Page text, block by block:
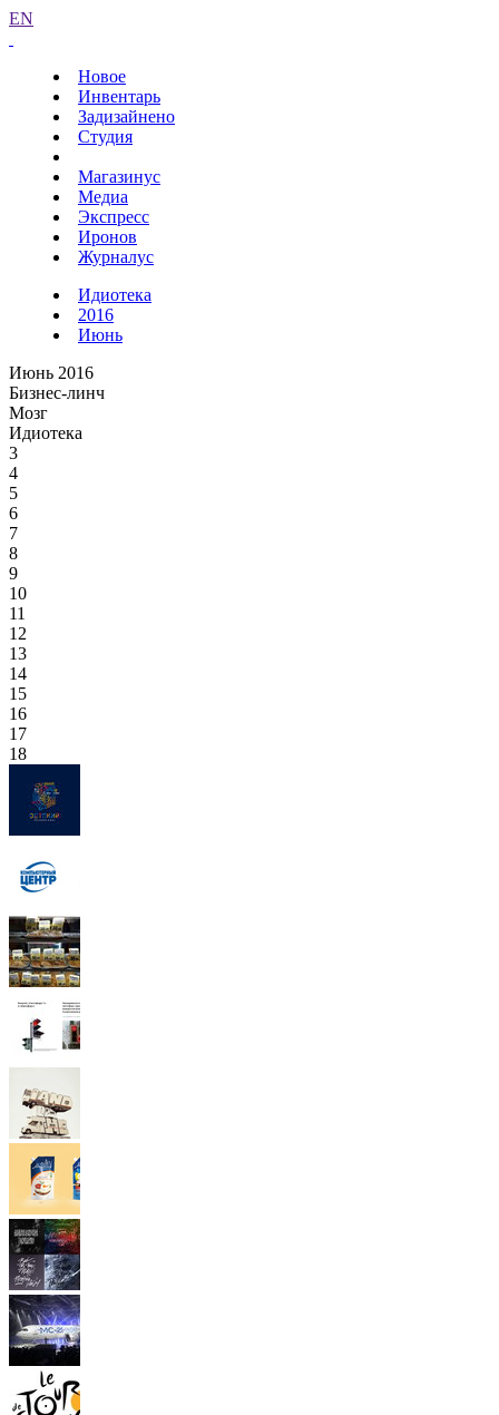
EN
Новое
Инвентарь
Задизайнено
Студия
Магазинус
Медиа
Экспресс
Иронов
Журналус
Идиотека
2016
Июнь
Июнь 2016
Бизнес-линч
Мозг
Идиотека
3
4
5
6
7
8
9
10
11
12
13
14
15
16
17
18